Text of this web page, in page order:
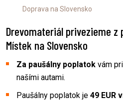
Doprava na Slovensko
Drevomateriál privezieme z
Místek na Slovensko
Za paušálny poplatok vám
našími autami.
Paušálny poplatok je 49 EUR